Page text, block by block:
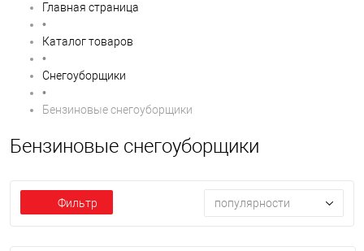
Главная страница
•
Каталог товаров
•
Снегоуборщики
•
Бензиновые снегоуборщики
Бензиновые снегоуборщики
Фильтр популярности